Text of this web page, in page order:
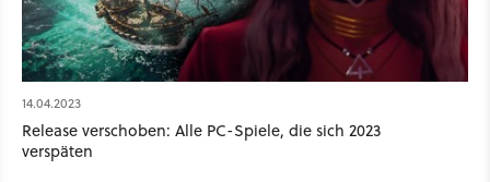
14.04.2023
Release verschoben: Alle PC-Spiele, die sich 2023
verspäten